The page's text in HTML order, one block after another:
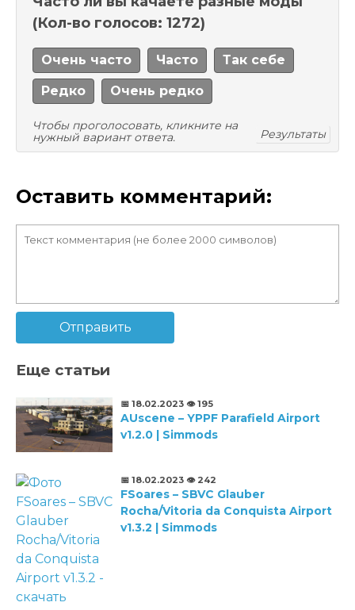
(Кол-во голосов: 1272)
Очень часто Часто Так себе
Редко Очень редко
Чтобы проголосовать, кликните на
нужный вариант ответа.
Результаты
Оставить комментарий:
Отправить
Еще статьи
📅 18.02.2023 👁️ 195
AUscene – YPPF Parafield Airport
v1.2.0 | Simmods
📅 18.02.2023 👁️ 242
FSoares – SBVC Glauber
Rocha/Vitoria da Conquista Airport
v1.3.2 | Simmods